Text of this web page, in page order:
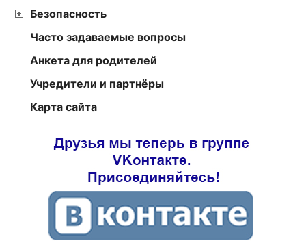
Безопасность
Часто задаваемые вопросы
Анкета для родителей
Учредители и партнёры
Карта сайта